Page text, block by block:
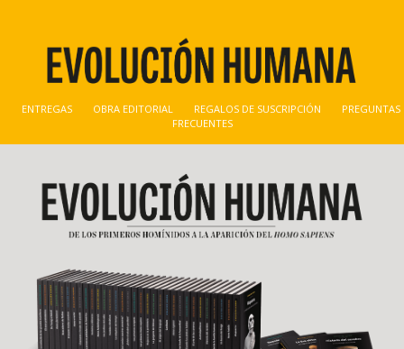
ENTREGAS OBRA EDITORIAL REGALOS DE SUSCRIPCIÓN
PREGUNTAS
FRECUENTES